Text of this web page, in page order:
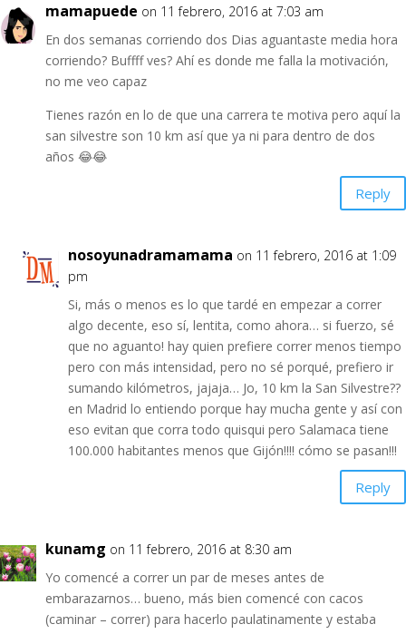
mamapuede on 11 febrero, 2016 at 7:03 am
En dos semanas corriendo dos Dias aguantaste media hora
corriendo? Buffff ves? Ahí es donde me falla la motivación,
no me veo capaz
Tienes razón en lo de que una carrera te motiva pero aquí la
san silvestre son 10 km así que ya ni para dentro de dos
años 😂😂
Reply
nosoyunadramamama on 11 febrero, 2016 at 1:09
pm
Si, más o menos es lo que tardé en empezar a correr
algo decente, eso sí, lentita, como ahora… si fuerzo, sé
que no aguanto! hay quien prefiere correr menos tiempo
pero con más intensidad, pero no sé porqué, prefiero ir
sumando kilómetros, jajaja… Jo, 10 km la San Silvestre??
en Madrid lo entiendo porque hay mucha gente y así con
eso evitan que corra todo quisqui pero Salamaca tiene
100.000 habitantes menos que Gijón!!!! cómo se pasan!!!
Reply
kunamg on 11 febrero, 2016 at 8:30 am
Yo comencé a correr un par de meses antes de
embarazarnos… bueno, más bien comencé con cacos
(caminar – correr) para hacerlo paulatinamente y estaba